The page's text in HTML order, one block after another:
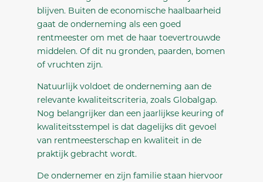
blijven. Buiten de economische haalbaarheid
gaat de onderneming als een goed
rentmeester om met de haar toevertrouwde
middelen. Of dit nu gronden, paarden, bomen
of vruchten zijn.
Natuurlijk voldoet de onderneming aan de
relevante kwaliteitscriteria, zoals Globalgap.
Nog belangrijker dan een jaarlijkse keuring of
kwaliteitsstempel is dat dagelijks dit gevoel
van rentmeesterschap en kwaliteit in de
praktijk gebracht wordt.
De ondernemer en zijn familie staan hiervoor